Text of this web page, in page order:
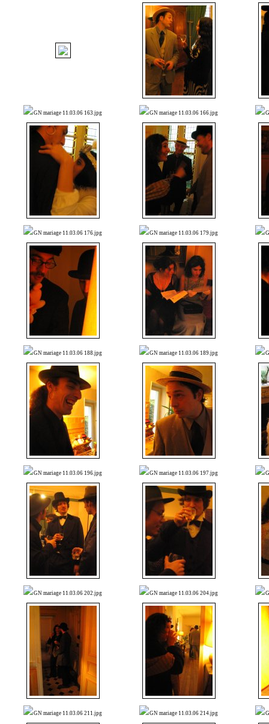
GN mariage 11.03.06 163.jpg GN mariage 11.03.06 166.jpg
GN mariage 11.03.06 176.jpg GN mariage 11.03.06 179.jpg
GN mariage 11.03.06 188.jpg GN mariage 11.03.06 189.jpg
GN mariage 11.03.06 196.jpg GN mariage 11.03.06 197.jpg
GN mariage 11.03.06 202.jpg GN mariage 11.03.06 204.jpg
GN mariage 11.03.06 211.jpg GN mariage 11.03.06 214.jpg